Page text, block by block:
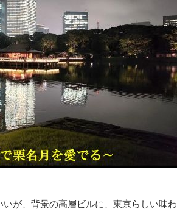
が、背景の高層ビルに、東京らしい味